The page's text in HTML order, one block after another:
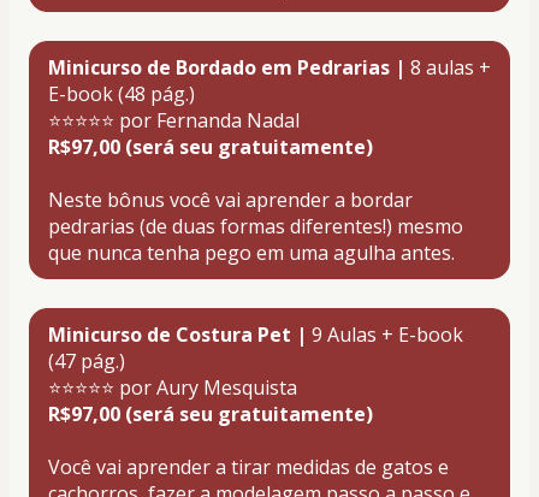
Minicurso de Bordado em Pedrarias | 8 aulas +
E-book (48 pág.)
⭐⭐⭐⭐⭐ por Fernanda Nadal
R$97,00 (será seu gratuitamente)
Neste bônus você vai aprender a bordar
pedrarias (de duas formas diferentes!) mesmo
que nunca tenha pego em uma agulha antes.
Minicurso de Costura Pet | 9 Aulas + E-book
(47 pág.)
⭐⭐⭐⭐⭐ por Aury Mesquista
R$97,00 (será seu gratuitamente)
Você vai aprender a tirar medidas de gatos e